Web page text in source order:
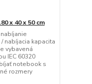
x 40 x 50 cm
nabíjacia kapacita
vybavená
IEC 60320
notebook s
rozmery